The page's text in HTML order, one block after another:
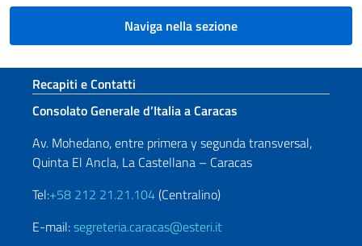
Naviga nella sezione
Sezione footer
Recapiti e Contatti
Consolato Generale d’Italia a Caracas
Av. Mohedano, entre primera y segunda transversal,
Quinta El Ancla, La Castellana – Caracas
Tel:+58 212 21.21.104(Centralino)
E-mail:segreteria.caracas@esteri.it